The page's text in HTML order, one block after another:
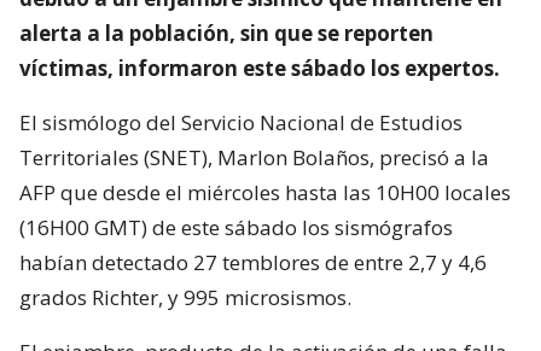
alerta a la población, sin que se reporten
víctimas, informaron este sábado los expertos.
El sismólogo del Servicio Nacional de Estudios
Territoriales (SNET), Marlon Bolaños, precisó a la
AFP que desde el miércoles hasta las 10H00 locales
(16H00 GMT) de este sábado los sismógrafos
habían detectado 27 temblores de entre 2,7 y 4,6
grados Richter, y 995 microsismos.